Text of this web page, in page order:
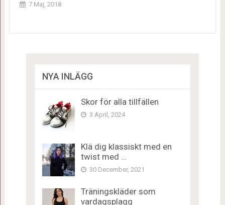
7 Maj, 2018
NYA INLÄGG
Skor för alla tillfällen
3 April, 2024
Klä dig klassiskt med en
twist med …
30 December, 2021
Träningskläder som
vardagsplagg